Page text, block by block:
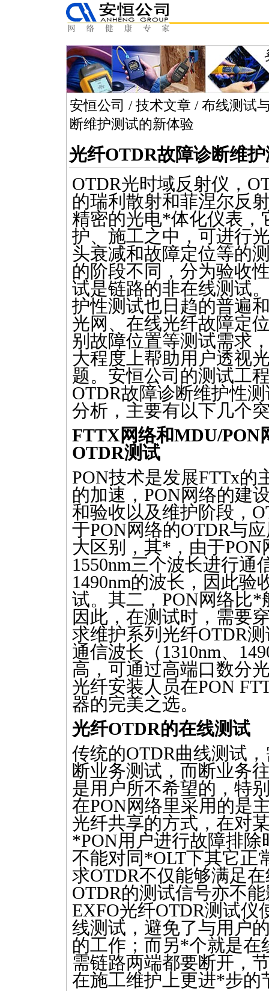
安恒公司 / 技术文章 / 布线测试
断维护测试的新体验
光纤OTDR故障诊断维
OTDR光时域反射仪，
的瑞利散射和菲涅尔反
精密的光电*体化仪表，
护、施工之中，可进行
头衰减和故障定位等的
的阶段不同，分为验收
试是链路的非在线测试
护性测试也日趋的普遍
光网、在线光纤故障定
别故障位置等测试需求
大程度上帮助用户透视
题。安恒公司的测试工
OTDR故障诊断维护性
分析，主要有以下几个
FTTX网络和MDU/
OTDR测试
PON技术是发展FTTx的
的加速，PON网络的建
和验收以及维护阶段，
于PON网络的OTDR与
大区别，其* ，由于
1550nm三个波长进行通
1490nm的波长，因此验
试。其二，PON网络比*
因此，在测试时，需要
求维护系列光纤OTDR
通信波长（1310nm、
高，可通过高端口数分
光纤安装人员在PON
器的完美之选。
光纤OTDR的在线测试
传统的OTDR曲线测试
断业务测试，而断业务
是用户所不希望的，特
在PON网络里采用的是
光纤共享的方式，在对
*PON用户进行故障排除
不能对同*OLT下其它正
求OTDR不仅能够满足
OTDR的测试信号亦不
EXFO光纤OTDR测试仪
线测试，避免了与用户
的工作；而另*个就是在
需链路两端都要断开，
在施工维护上更进*步的